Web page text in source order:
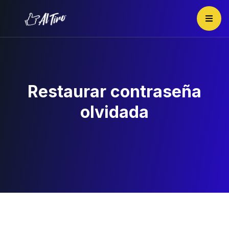
Restaurar contraseña
olvidada